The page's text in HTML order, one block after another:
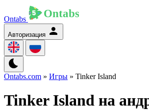
Ontabs
Авторизация
Ontabs.com » Игры » Tinker Island
Tinker Island на